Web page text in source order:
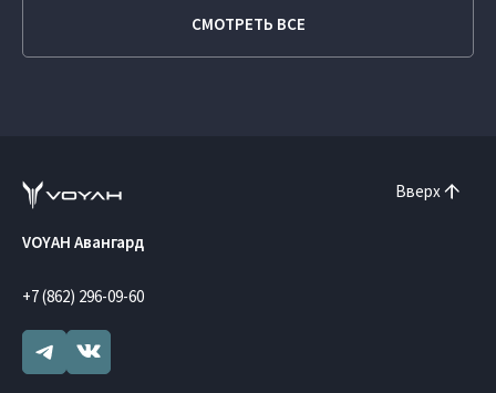
СМОТРЕТЬ ВСЕ
Вверх
VOYAH Авангард
+7 (862) 296-09-60